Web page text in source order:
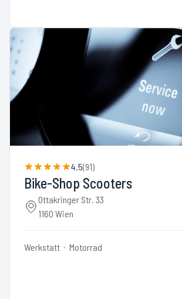
4.5(91)
Bike-Shop Scooters
Ottakringer Str. 33
1160 Wien
Werkstatt Motorrad